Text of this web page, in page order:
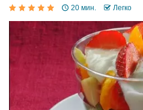
20 мин. Легко